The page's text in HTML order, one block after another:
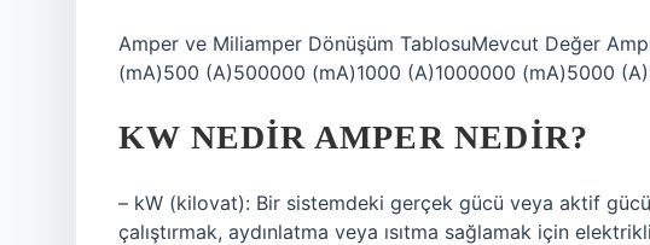
Amper ve Miliamper Dönüşüm TablosuMevcut Değer
(mA)500 (A)500000 (mA)1000 (A)1000000 (mA)5000
KW NEDIR AMPER NEDIR?
– kW (kilovat): Bir sistemdeki gerçek gücü veya aktif
çalıştırmak, aydınlatma veya ısıtma sağlamak için